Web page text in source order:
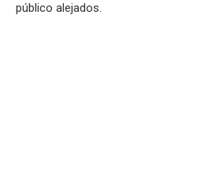
público alejados.